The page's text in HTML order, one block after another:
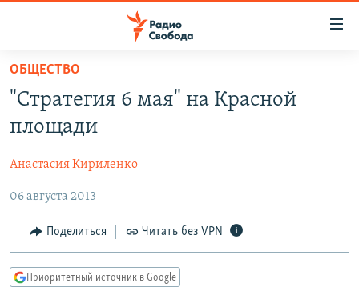
упрощенного
доступа
основному
Вернутся
главной
навигации
Вернутся
ПРОГРАММЫ
ПОДКАСТЫ
ЦИТАТЫ СВОБОДЫ
МНЕНИЯ
КУЛЬТУРА
IDEL.РЕАЛИИ
КАВКАЗ.РЕАЛИИ
ОБЩЕСТВО
"Стратегия 6 мая" на Красной
площади
Анастасия Кириленко
06 августа 2013
Поделиться Читать без VPN
Приоритетный источник в Google